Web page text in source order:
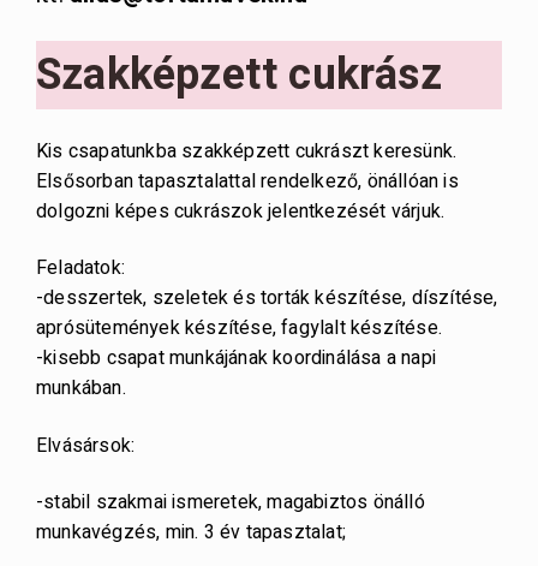
Szakképzett cukrász
Kis csapatunkba szakképzett cukrászt keresünk.
Elsősorban tapasztalattal rendelkező, önállóan is
dolgozni képes cukrászok jelentkezését várjuk.
Feladatok:
-desszertek, szeletek és torták készítése, díszítése,
aprósütemények készítése, fagylalt készítése.
-kisebb csapat munkájának koordinálása a napi
munkában.
Elvásársok:
-stabil szakmai ismeretek, magabiztos önálló
munkavégzés, min. 3 év tapasztalat;